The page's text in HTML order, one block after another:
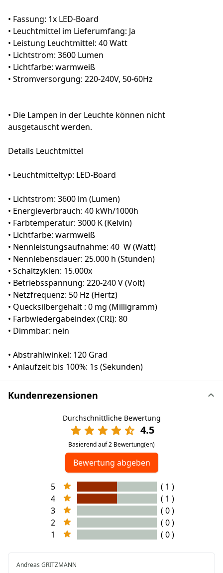
• Fassung: 1x LED-Board
• Leuchtmittel im Lieferumfang: Ja
• Leistung Leuchtmittel: 40 Watt
• Lichtstrom: 3600 Lumen
• Lichtfarbe: warmweiß
• Stromversorgung: 220-240V, 50-60Hz
• Die Lampen in der Leuchte können nicht
ausgetauscht werden.
Details Leuchtmittel
• Leuchtmitteltyp: LED-Board
• Lichtstrom: 3600 lm (Lumen)
• Energieverbrauch: 40 kWh/1000h
• Farbtemperatur: 3000 K (Kelvin)
• Lichtfarbe: warmweiß
• Nennleistungsaufnahme: 40 W (Watt)
• Nennlebensdauer: 25.000 h (Stunden)
• Schaltzyklen: 15.000x
• Betriebsspannung: 220-240 V (Volt)
• Netzfrequenz: 50 Hz (Hertz)
• Quecksilbergehalt : 0 mg (Milligramm)
• Farbwiedergabeindex (CRI): 80
• Dimmbar: nein
• Abstrahlwinkel: 120 Grad
• Anlaufzeit bis 100%: 1s (Sekunden)
Kundenrezensionen
Durchschnittliche Bewertung
4.5
Basierend auf 2 Bewertung(en)
Bewertung abgeben
5
( 1 )
4
( 1 )
3
( 0 )
2
( 0 )
1
( 0 )
Andreas GRITZMANN